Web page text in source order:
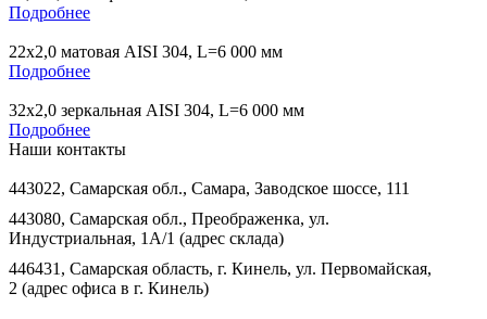
Подробнее
22х2,0 матовая AISI 304, L=6 000 мм
Подробнее
32х2,0 зеркальная AISI 304, L=6 000 мм
Подробнее
Наши контакты
443022, Самарская обл., Самара, Заводское шоссе, 111
443080, Самарская обл., Преображенка, ул.
Индустриальная, 1А/1 (адрес склада)
446431, Самарская область, г. Кинель, ул. Первомайская,
2 (адрес офиса в г. Кинель)